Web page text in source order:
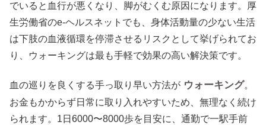
でいると血行が悪くなり、脚がむくむ原因になります。厚
生労働省のe-ヘルスネットでも、身体活動量の少ない生活
は下肢の血液循環を停滞させるリスクとして挙げられてお
り、ウォーキングは最も手軽で効果の高い解決策です。
血の巡りを良くする手っ取り早い方法が ウォーキング。
お金もかからず日常に取り入れやすいため、無理なく続け
られます。1日6000〜8000歩を目安に、通勤で一駅手前